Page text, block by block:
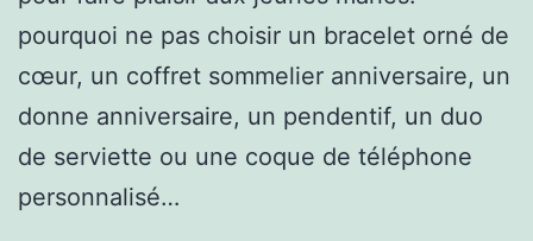
pourquoi ne pas choisir un bracelet orné de
cœur, un coffret sommelier anniversaire, un
donne anniversaire, un pendentif, un duo
de serviette ou une coque de téléphone
personnalisé…